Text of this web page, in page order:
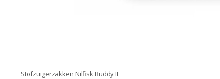
Stofzuigerzakken Nilfisk Buddy II